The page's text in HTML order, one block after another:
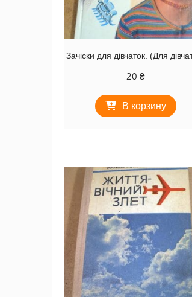
Зачіски для дівчаток. (Для
20₴
В корзину